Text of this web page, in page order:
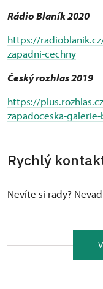
Rádio Blaník 2020
https://
zapadni-cechny
Český rozhlas 2019
https://
zapadoceska-
Rychlý
Nevíte si rady?